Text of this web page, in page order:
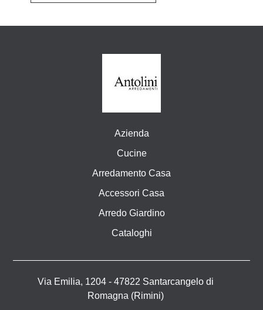
Azienda
Cucine
Arredamento Casa
Accessori Casa
Arredo Giardino
Cataloghi
Via Emilia, 1204 - 47822 Santarcangelo di
Romagna (Rimini)